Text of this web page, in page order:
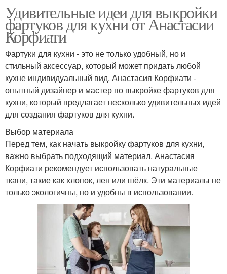
Удивительные идеи для выкройки
фартуков для кухни от Анастасии
Корфиати
Фартуки для кухни - это не только удобный, но и
стильный аксессуар, который может придать любой
кухне индивидуальный вид. Анастасия Корфиати -
опытный дизайнер и мастер по выкройке фартуков для
кухни, который предлагает несколько удивительных идей
для создания фартуков для кухни.
Выбор материала
Перед тем, как начать выкройку фартуков для кухни,
важно выбрать подходящий материал. Анастасия
Корфиати рекомендует использовать натуральные
ткани, такие как хлопок, лен или шёлк. Эти материалы не
только экологичны, но и удобны в использовании.